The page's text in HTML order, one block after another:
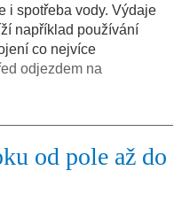
i spotřeba vody. Výdaje
například používání
co nejvíce
odjezdem na
od pole až do